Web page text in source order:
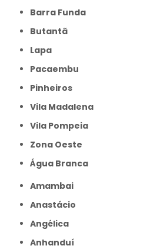
Barra Funda
Butantã
Lapa
Pacaembu
Pinheiros
Vila Madalena
Vila Pompeia
Zona Oeste
Água Branca
Amambai
Anastácio
Angélica
Anhanduí